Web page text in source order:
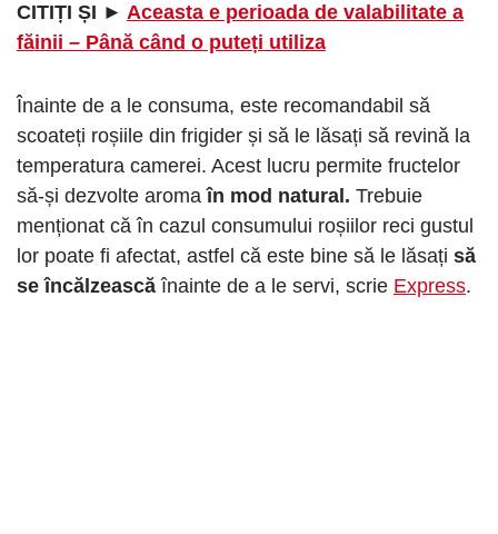
CITIȚI ȘI ► Aceasta e perioada de valabilitate a
făinii – Până când o puteți utiliza
Înainte de a le consuma, este recomandabil să
scoateți roșiile din frigider și să le lăsați să revină la
temperatura camerei. Acest lucru permite fructelor
să-și dezvolte aromaîn mod natural. Trebuie
menționat că în cazul consumului roșiilor reci gustul
lor poate fi afectat, astfel că este bine să le lăsați să
se încălzească înainte de a le servi, scrie Express.